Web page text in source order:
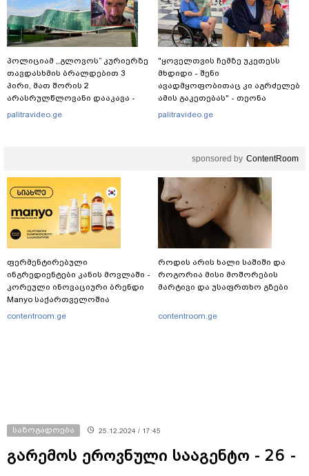
პოლიციამ ,,გლოვოს” კურიერზე
თავდასხმის ბრალდებით 3
პირი, მათ შორის 2
არასრულწლოვანი დააკავა -
შსს ინფორმაციას ავრცელებს
palitravideo.ge
"ყოველთვის ჩემზე უკეთესს
მხდიდი - შენი
ავადმყოფობითაც კი აგრძელებ
ამის გაკეთებას" - თეონა
კონტრიძე მეუღლეს ემოციურ
palitravideo.ge
sponsored by ContentRoom
ფერმენტირებული
ინგრედიენტები კანის მოვლაში -
კორეული ინოვაციური ბრენდი
Manyo საქართველოშია
contentroom.ge
როდის არის ხალი საშიში და
როგორია მისი მოშორების
მარტივი და უსაფრთხო გზები
contentroom.ge
საზოგადოება 25.12.2024 / 17:45
გარემოს ეროვნული სააგენტო - 26 -